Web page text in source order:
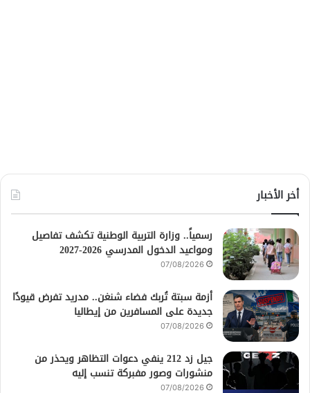
أخر الأخبار
رسمياً.. وزارة التربية الوطنية تكشف تفاصيل
ومواعيد الدخول المدرسي 2026-2027
07/08/2026
أزمة سبتة تُربك فضاء شنغن.. مدريد تفرض قيودًا
جديدة على المسافرين من إيطاليا
07/08/2026
جيل زد 212 ينفي دعوات التظاهر ويحذر من
منشورات وصور مفبركة تنسب إليه
07/08/2026